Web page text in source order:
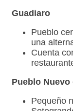
Guadiaro
Pueblo
una
Cuenta
Pueblo Nuevo
Pequeño